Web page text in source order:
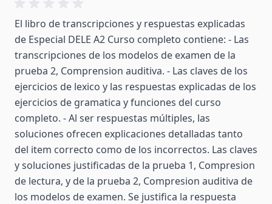
El libro de transcripciones y respuestas explicadas
de Especial DELE A2 Curso completo contiene: - Las
transcripciones de los modelos de examen de la
prueba 2, Comprension auditiva. - Las claves de los
ejercicios de lexico y las respuestas explicadas de los
ejercicios de gramatica y funciones del curso
completo. - Al ser respuestas múltiples, las
soluciones ofrecen explicaciones detalladas tanto
del item correcto como de los incorrectos. Las claves
y soluciones justificadas de la prueba 1, Compresion
de lectura, y de la prueba 2, Compresion auditiva de
los modelos de examen. Se justifica la respuesta